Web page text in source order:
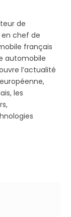
de
chef de
français
automobile
l’actualité
les